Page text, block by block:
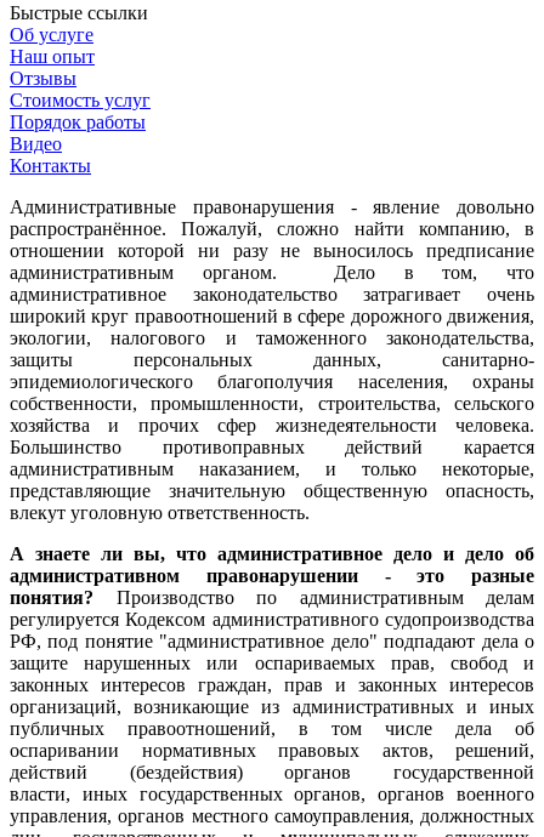
Быстрые ссылки
Об услуге
Наш опыт
Отзывы
Стоимость услуг
Порядок работы
Видео
Контакты
Административные правонарушения - явление довольно
распространённое. Пожалуй, сложно найти компанию, в
отношении которой ни разу не выносилось предписание
административным органом. Дело в том, что
административное законодательство затрагивает очень
широкий круг правоотношений в сфере дорожного движения,
экологии, налогового и таможенного законодательства,
защиты персональных данных, санитарно-
эпидемиологического благополучия населения, охраны
собственности, промышленности, строительства, сельского
хозяйства и прочих сфер жизнедеятельности человека.
Большинство противоправных действий карается
административным наказанием, и только некоторые,
представляющие значительную общественную опасность,
влекут уголовную ответственность.
А знаете ли вы, что административное дело и дело об
административном правонарушении - это разные
понятия? Производство по административным делам
регулируется Кодексом административного судопроизводства
РФ, под понятие "административное дело" подпадают дела о
защите нарушенных или оспариваемых прав, свобод и
законных интересов граждан, прав и законных интересов
организаций, возникающие из административных и иных
публичных правоотношений, в том числе дела об
оспаривании нормативных правовых актов, решений,
действий (бездействия) органов государственной
власти, иных государственных органов, органов военного
управления, органов местного самоуправления, должностных